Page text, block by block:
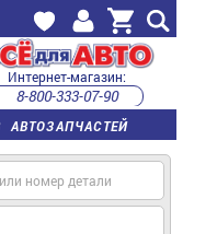
АВТОЗАПЧАСТЕЙ
Интернет-магазин:
8-800-333-07-90
с 9:00 до 22:00 (пн-пт)